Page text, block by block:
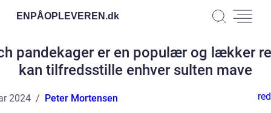
ENPÅOPLEVEREN.dk
pandekager er en populær og lækker
kan tilfredsstille enhver sulten mave
2024 Peter Mortensen